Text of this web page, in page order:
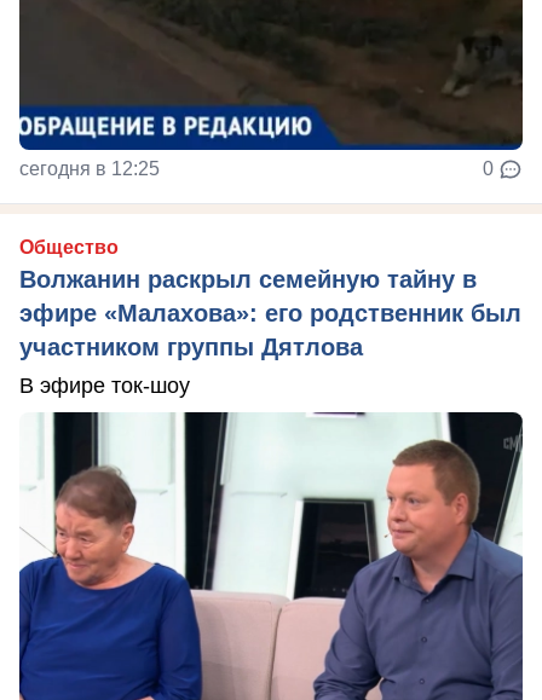
сегодня в 12:25 0
Общество
Волжанин раскрыл семейную тайну в
эфире «Малахова»: его родственник был
участником группы Дятлова
В эфире ток-шоу